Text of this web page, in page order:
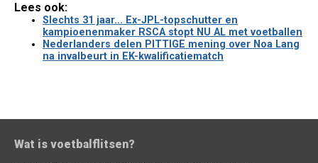
Lees ook:
Slechts 31 jaar... Ex-JPL-topschutter en
kampioenenmaker RSCA stopt NU AL met voetballen
Nederlanders delen PITTIGE mening over Noa Lang
na invalbeurt in EK-kwalificatiematch
Wat is voetbalflitsen?